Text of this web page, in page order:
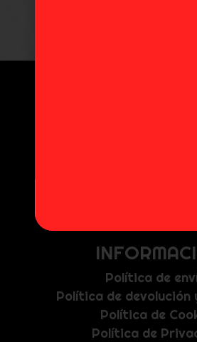
Política de
Política de devolución
Política de
Política de